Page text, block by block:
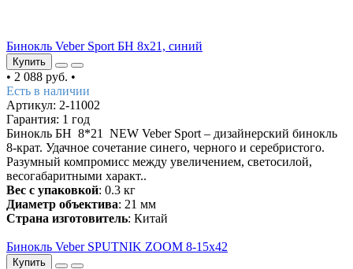
Бинокль Veber Sport БН 8х21, синий
Купить
• 2 088 руб. •
Есть в наличии
Артикул: 2-11002
Гарантия: 1 год
Бинокль БН 8*21 NEW Veber Sport – дизайнерский бинокль
8-крат. Удачное сочетание синего, черного и серебристого.
Разумный компромисс между увеличением, светосилой,
весогабаритными характ..
Вес с упаковкой: 0.3 кг
Диаметр объектива: 21 мм
Страна изготовитель: Китай
Бинокль Veber SPUTNIK ZOOM 8-15х42
Купить